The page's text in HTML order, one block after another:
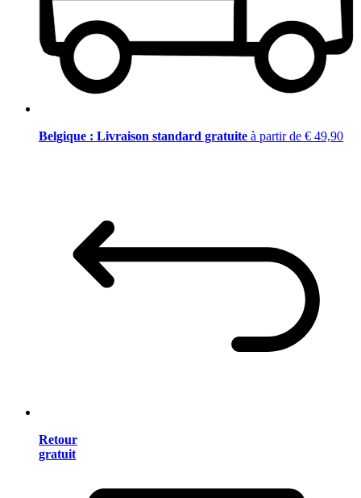
Belgique : Livraison standard gratuite à partir de € 49,90
Retour
gratuit